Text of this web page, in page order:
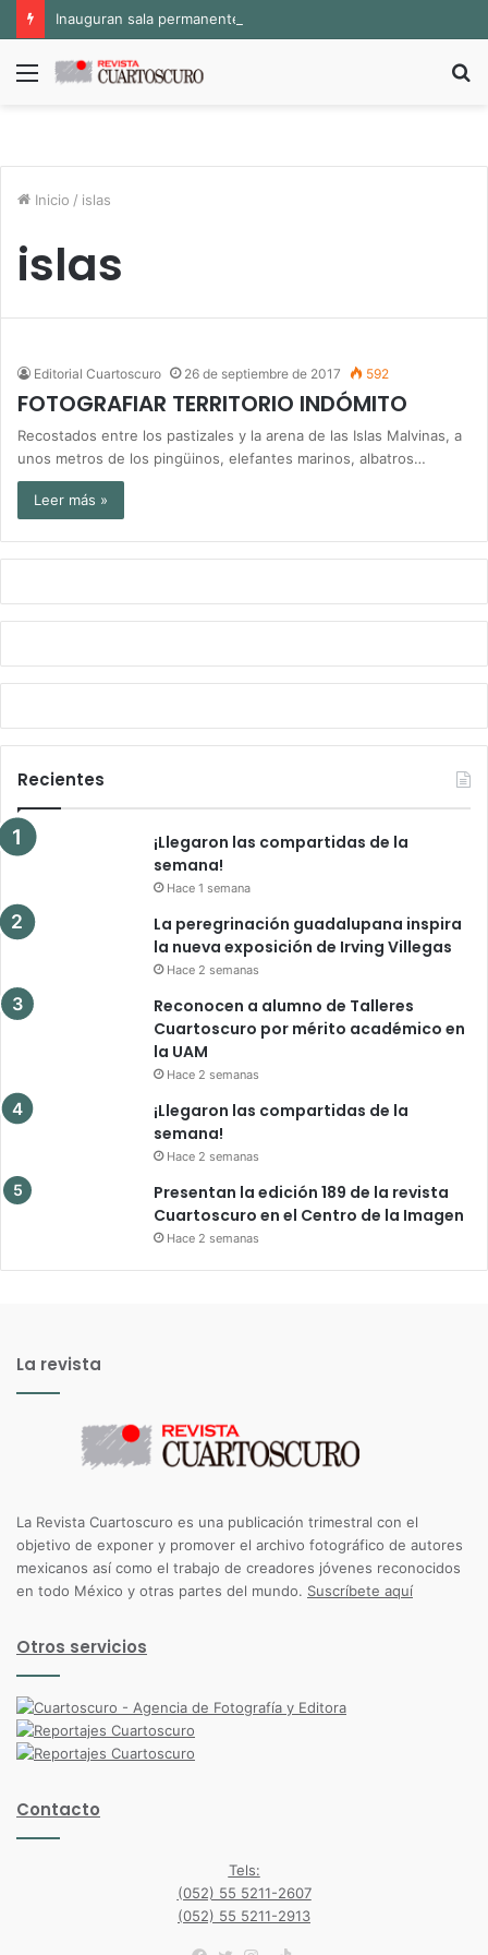
Menú
Inicio / islas
islas
Editorial Cuartoscuro 26 de septiembre de 2017 592
FOTOGRAFIAR TERRITORIO INDÓMITO
Recostados entre los pastizales y la arena de las Islas Malvinas, a
unos metros de los pingüinos, elefantes marinos, albatros…
Leer más »
Recientes
¡Llegaron las compartidas de la
semana!
Hace 1 semana
La peregrinación guadalupana inspira
la nueva exposición de Irving Villegas
Hace 2 semanas
Reconocen a alumno de Talleres
Cuartoscuro por mérito académico en
la UAM
Hace 2 semanas
¡Llegaron las compartidas de la
semana!
Hace 2 semanas
Presentan la edición 189 de la revista
Cuartoscuro en el Centro de la Imagen
Hace 2 semanas
La revista
La Revista Cuartoscuro es una publicación trimestral con el
objetivo de exponer y promover el archivo fotográfico de autores
mexicanos así como el trabajo de creadores jóvenes reconocidos
en todo México y otras partes del mundo. Suscríbete aquí
Otros servicios
Contacto
Tels:
(052) 55 5211-2607
(052) 55 5211-2913